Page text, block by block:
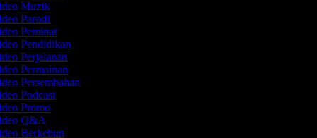
Muzik
Parodi
Peminat
Pendidikan
Perjalanan
Permainan
Persembahan
Podcast
Promo
Q&A
Berkebun